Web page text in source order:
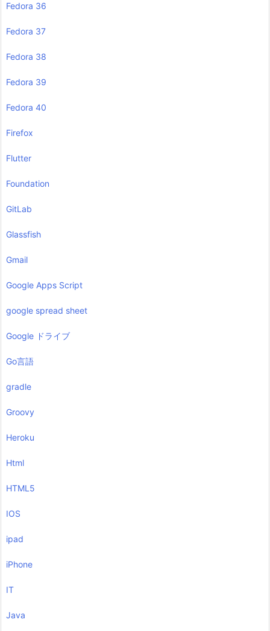
Fedora 36
Fedora 37
Fedora 38
Fedora 39
Fedora 40
Firefox
Flutter
Foundation
GitLab
Glassfish
Gmail
Google Apps Script
google spread sheet
Google ドライブ
Go言語
gradle
Groovy
Heroku
Html
HTML5
IOS
ipad
iPhone
IT
Java